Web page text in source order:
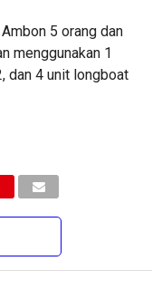
5 orang dan
menggunakan 1
dan 4 unit longboat